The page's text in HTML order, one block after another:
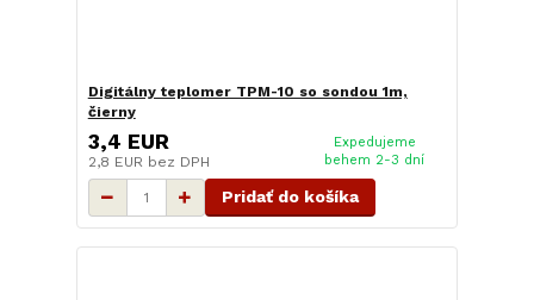
Digitálny teplomer TPM-10 so sondou 1m,
čierny
3,4 EUR
2,8 EUR bez DPH
Expedujeme
behem 2-3 dní
Pridať do košíka